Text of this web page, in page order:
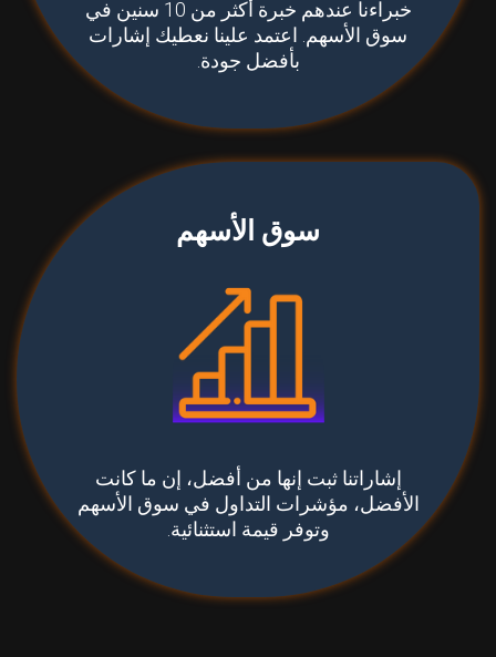
خبراءنا عندهم خبرة أكثر من 10 سنين في
سوق الأسهم. اعتمد علينا نعطيك إشارات
بأفضل جودة.
سوق الأسهم
إشاراتنا ثبت إنها من أفضل، إن ما كانت
الأفضل، مؤشرات التداول في سوق الأسهم
وتوفر قيمة استثنائية.